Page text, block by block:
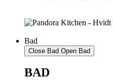
Bad
Close Bad Open Bad
BAD